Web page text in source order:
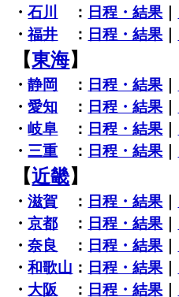
・石川 ： 日程・結果
・福井 ： 日程・結果
【東海】
・静岡 ： 日程・結果
・愛知 ： 日程・結果
・岐阜 ： 日程・結果
・ 三重 ： 日程・結果
【近畿】
・滋賀 ： 日程・結果
・京都 ： 日程・結果
・奈良 ： 日程・結果
・和歌山 ： 日程・結果
・ 大阪 ： 日程・結果